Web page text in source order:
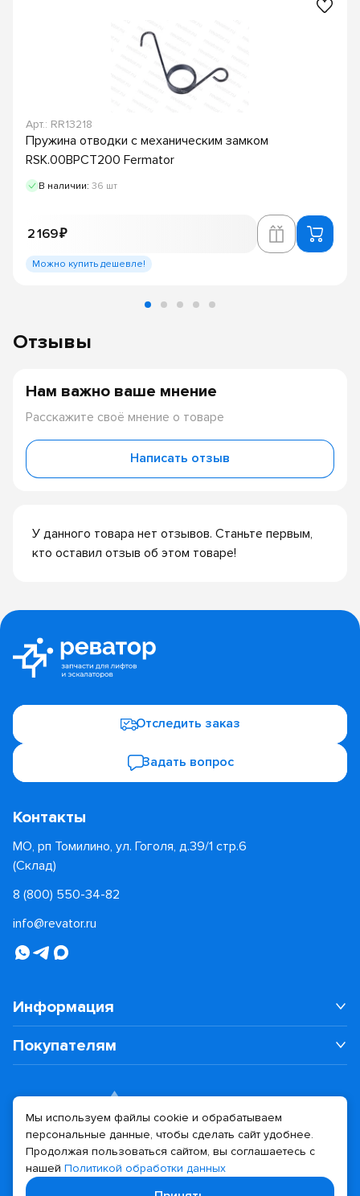
Арт.: RR13218
Пружина отводки с механическим замком
RSK.00BPCT200 Fermator
В наличии: 36 шт
2 169 ₽
Можно купить дешевле!
Отзывы
У данного товара нет отзывов. Станьте первым,
кто оставил отзыв об этом товаре!
Нам важно ваше мнение
Расскажите своё мнение о товаре
Написать отзыв
Отследить заказ
Задать вопрос
Контакты
МО, рп Томилино, ул. Гоголя, д.39/1 стр.6
(Склад)
8 (800) 550-34-82
info@revator.ru
Информация
Покупателям
Дизайн сайта Разработка сайта
Мы используем файлы cookie и обрабатываем
персональные данные, чтобы сделать сайт удобнее.
Продолжая пользоваться сайтом, вы соглашаетесь с
нашей Политикой обработки данных